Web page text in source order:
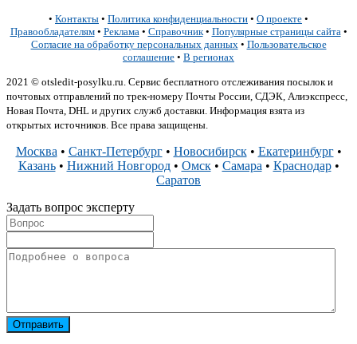
• Контакты • Политика конфиденциальности • О проекте •
Правообладателям• Реклама • Справочник• Популярные страницы сайта •
Согласие на обработку персональных данных • Пользовательское
соглашение • В регионах
2021 © otsledit-posylku.ru. Сервис бесплатного отслеживания посылок и
почтовых отправлений по трек-номеру Почты России, СДЭК, Алиэкспресс,
Новая Почта, DHL и других служб доставки. Информация взята из
открытых источников. Все права защищены.
Москва • Санкт-Петербург• Новосибирск• Екатеринбург•
Казань• Нижний Новгород• Омск• Самара • Краснодар•
Саратов
Задать вопрос эксперту